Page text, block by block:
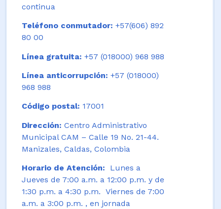
continua
Teléfono conmutador: +57(606) 892
80 00
Línea gratuita: +57 (018000) 968 988
Línea anticorrupción: +57 (018000)
968 988
Código postal: 17001
Dirección: Centro Administrativo
Municipal CAM – Calle 19 No. 21-44.
Manizales, Caldas, Colombia
Horario de Atención: Lunes a
Jueves de 7:00 a.m. a 12:00 p.m. y de
1:30 p.m. a 4:30 p.m. Viernes de 7:00
a.m. a 3:00 p.m. , en jornada